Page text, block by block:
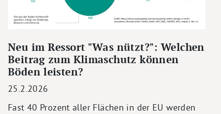
Neu im Ressort "Was nützt?": Welchen
Beitrag zum Klimaschutz können
Böden leisten?
25.2.2026
Fast 40 Prozent aller Flächen in der EU werden